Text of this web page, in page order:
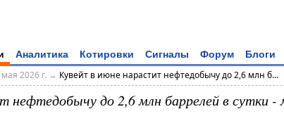
Аналитика Котировки Сигналы Форум Блоги
2026 г. → Кувейт в июне нарастит нефтедобычу до 2,6 млн б...
нефтедобычу до 2,6 млн баррелей в сутки -